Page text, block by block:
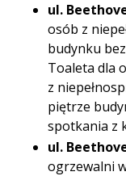
ul.
osób z
budynku
Toaleta dla
z
piętrze
spotkania z
ul.
ogrzewalni